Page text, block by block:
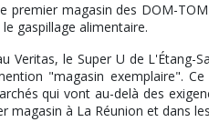
premier magasin des DOM-
gaspillage alimentaire.
Veritas, le Super U de L'Étang-
"magasin exemplaire".
qui vont au-delà des
magasin à La Réunion et dans